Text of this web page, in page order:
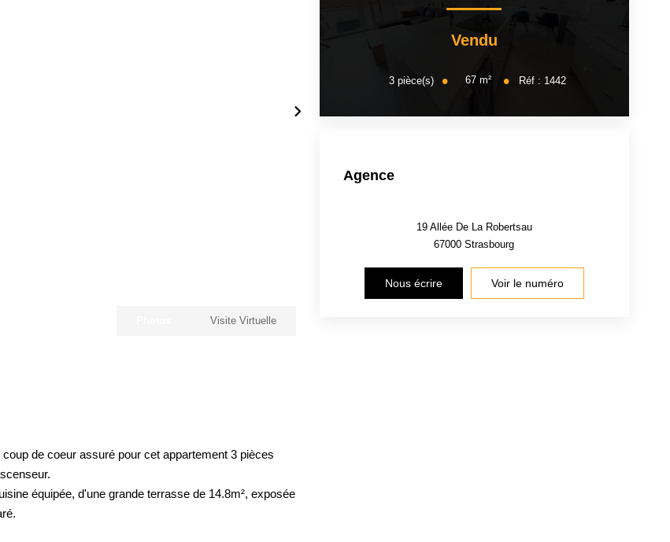
Visite Virtuelle
de coeur assuré pour cet appartement 3 pièces
équipée, d'une grande terrasse de 14.8m², exposée
Vendu
3 pièce(s) 67 m² Réf : 1442
Agence
19 Allée De La Robertsau
67000Strasbourg
Nous écrire Voir le numéro